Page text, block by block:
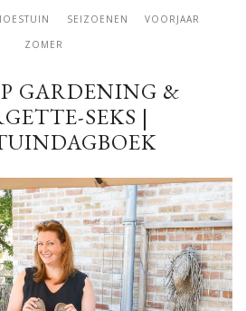
SEIZOENEN
VOORJAAR
ZOMER
GARDENING &
SEKS |